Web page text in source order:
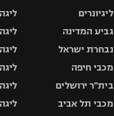
ליגיונרים
גביע המדינה
נבחרת ישראל
מכבי חיפה
בית"ר ירושלים
מכבי תל אביב